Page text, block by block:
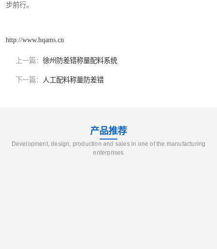
步前行。
http://www.hqams.cn
上一篇： 徐州防差错称量配料系统
下一篇： 人工配料称量防差错
产品推荐
Development, design, production and sales in one of the manufacturing
enterprises